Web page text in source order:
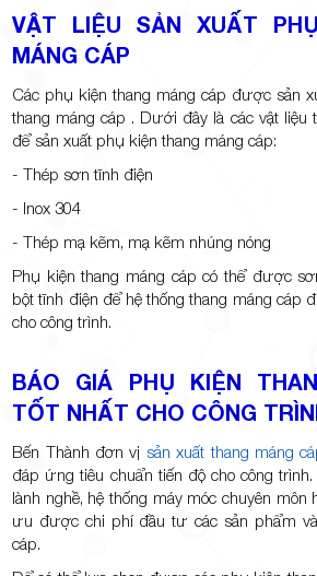
VẬT LIỆU SẢN XUẤT
MÁNG CÁP
Các phụ kiện thang máng cáp được sản
thang máng cáp . Dưới đây là các vật
để sản xuất phụ kiện thang máng cáp:
- Thép sơn tĩnh điện
- Inox 304
- Thép mạ kẽm, mạ kẽm nhúng nóng
Phụ kiện thang máng cáp có thể được
bột tĩnh điện để hệ thống thang máng cáp
cho công trình.
BÁO GIÁ PHỤ KIỆN
TỐT NHẤT CHO CÔNG
Bến Thành đơn vị sản xuất thang máng
đáp ứng tiêu chuẩn tiến độ cho công
lành nghề, hệ thống máy móc chuyên môn
ưu được chi phí đầu tư các sản phẩm
cáp.